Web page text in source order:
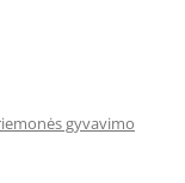
gyvavimo